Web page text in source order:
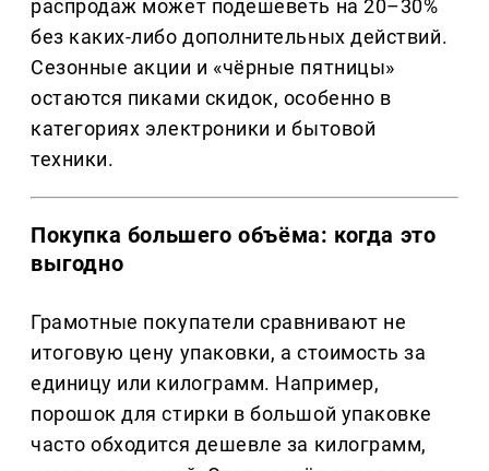
распродаж может подешеветь на 20–30%
без каких-либо дополнительных действий.
Сезонные акции и «чёрные пятницы»
остаются пиками скидок, особенно в
категориях электроники и бытовой
техники.
Покупка большего объёма: когда это
выгодно
Грамотные покупатели сравнивают не
итоговую цену упаковки, а стоимость за
единицу или килограмм. Например,
порошок для стирки в большой упаковке
часто обходится дешевле за килограмм,